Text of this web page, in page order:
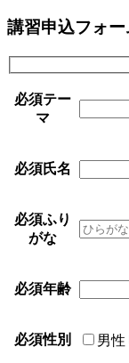
講習申込フォ
必須テー
マ
必須氏名
必須ふり
がな
必須年齢
必須性別 男性